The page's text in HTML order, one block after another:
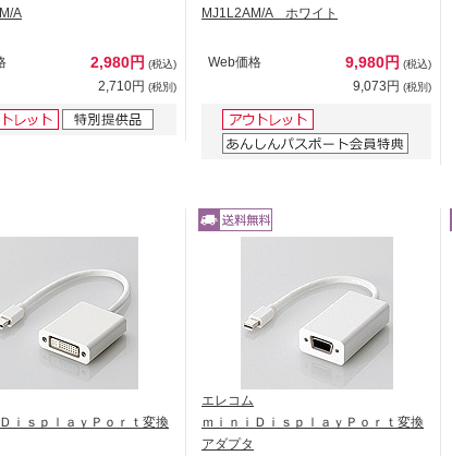
A
2,980円 (税込)
2,710円 (税別)
MJ1L2AM/A ホワイト
Web価格 9,980円 (税込)
9,073円 (税別)
ｉｓｐｌａｙＰｏｒｔ変換
エレコム
ｍｉｎｉＤｉｓｐｌａｙＰｏｒｔ変換
アダプタ